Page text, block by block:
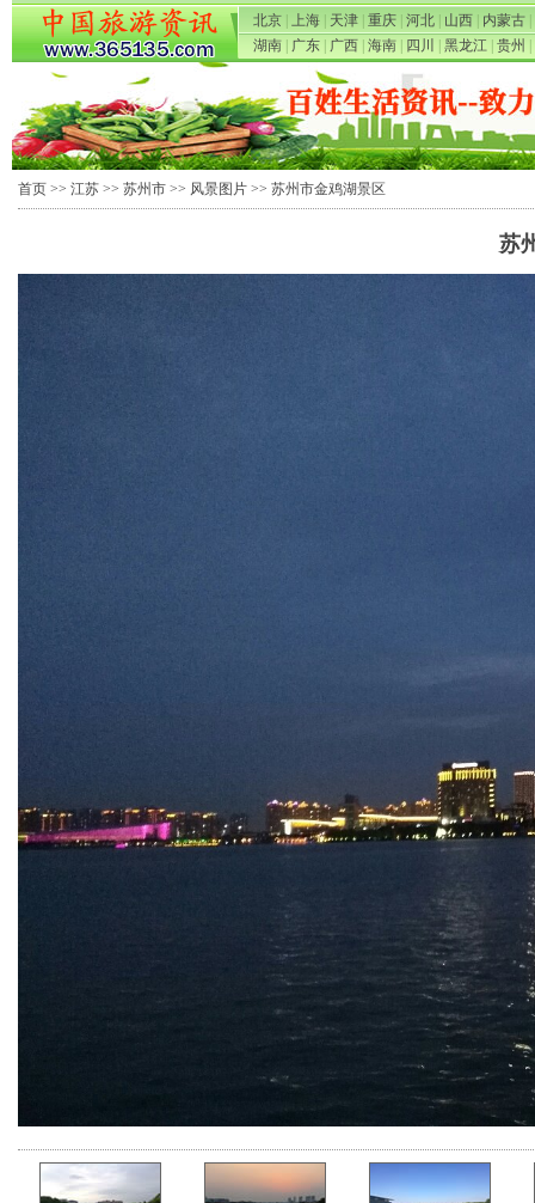
北京 上海 天津 重庆 河北 山西 内蒙古
湖南
广东 广西 海南 四川 黑龙江 贵州
首页 >> 江苏 >> 苏州市 >> 风景图片 >> 苏州市金鸡湖景区
苏